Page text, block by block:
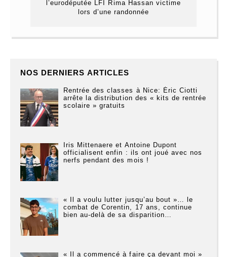
l’eurodéputée LFI Rima Hassan victime
lors d’une randonnée
NOS DERNIERS ARTICLES
Rentrée des classes à Nice: Éric Ciotti
arrête la distribution des « kits de rentrée
scolaire » gratuits
Iris Mittenaere et Antoine Dupont
officialisent enfin : ils ont joué avec nos
nerfs pendant des mois !
« Il a voulu lutter jusqu’au bout »… le
combat de Corentin, 17 ans, continue
bien au-delà de sa disparition…
« Il a commencé à faire ça devant moi »